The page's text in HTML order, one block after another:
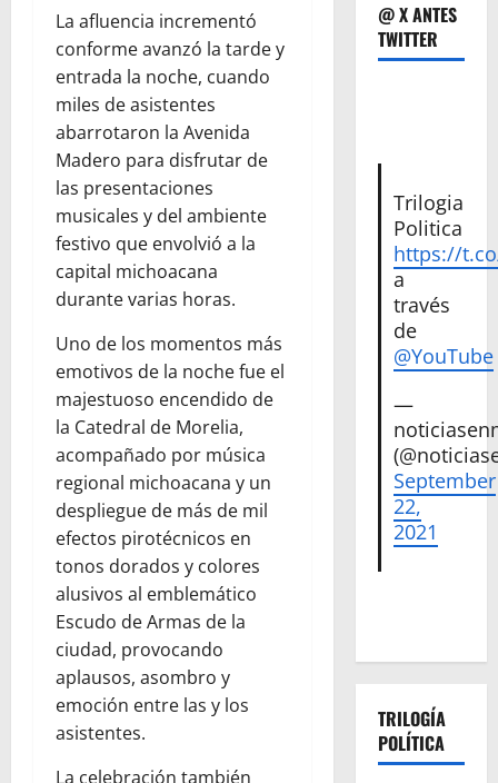
La afluencia incrementó
conforme avanzó la tarde y
entrada la noche, cuando
miles de asistentes
abarrotaron la Avenida
Madero para disfrutar de
las presentaciones
musicales y del ambiente
festivo que envolvió a la
capital michoacana
durante varias horas.
Uno de los momentos más
emotivos de la noche fue el
majestuoso encendido de
la Catedral de Morelia,
acompañado por música
regional michoacana y un
despliegue de más de mil
efectos pirotécnicos en
tonos dorados y colores
alusivos al emblemático
Escudo de Armas de la
ciudad, provocando
aplausos, asombro y
emoción entre las y los
asistentes.
La celebración también
@ X ANTES
TWITTER
Trilogia
Politica
https://
a
través
de
@YouTube
—
September
22,
2021
TRILOGÍA
POLÍTICA